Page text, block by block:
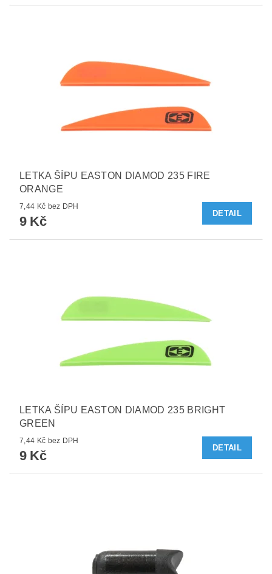
LETKA ŠÍPU EASTON DIAMOD 235 FIRE
ORANGE
7,44 Kč bez DPH
9 Kč
DETAIL
LETKA ŠÍPU EASTON DIAMOD 235 BRIGHT
GREEN
7,44 Kč bez DPH
9 Kč
DETAIL